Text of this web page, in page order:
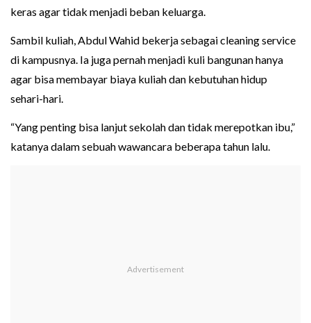
keras agar tidak menjadi beban keluarga.
Sambil kuliah, Abdul Wahid bekerja sebagai cleaning service
di kampusnya. Ia juga pernah menjadi kuli bangunan hanya
agar bisa membayar biaya kuliah dan kebutuhan hidup
sehari-hari.
“Yang penting bisa lanjut sekolah dan tidak merepotkan ibu,”
katanya dalam sebuah wawancara beberapa tahun lalu.